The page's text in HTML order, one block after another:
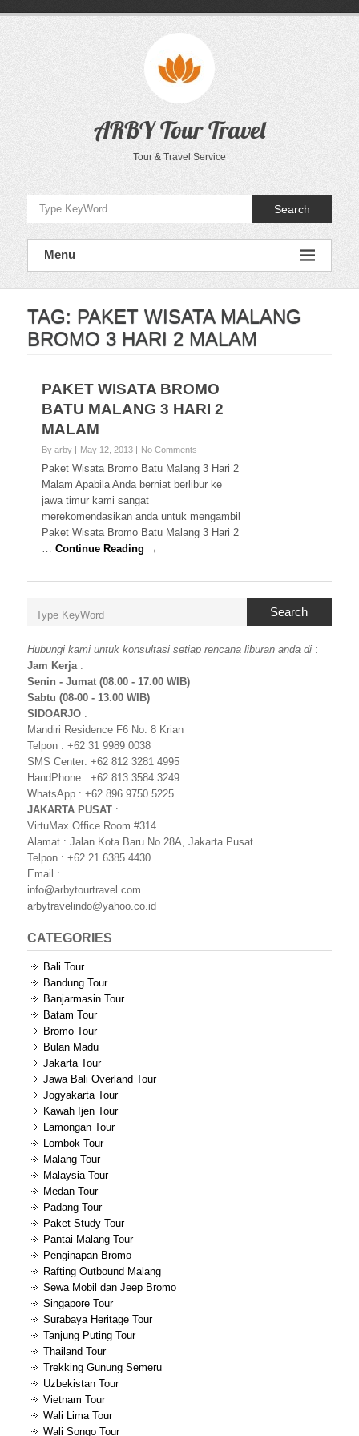
ARBY Tour Travel
Tour & Travel Service
Search
Menu
TAG: PAKET WISATA MALANG
BROMO 3 HARI 2 MALAM
PAKET WISATA BROMO
BATU MALANG 3 HARI 2
MALAM
By arby May 12, 2013 No Comments
Paket Wisata Bromo Batu Malang 3 Hari 2
Malam Apabila Anda berniat berlibur ke
jawa timur kami sangat
merekomendasikan anda untuk mengambil
Paket Wisata Bromo Batu Malang 3 Hari 2
…Continue Reading →
Search
Hubungi kami untuk konsultasi setiap rencana liburan anda di :
Jam Kerja:
Senin - Jumat (08.00 - 17.00 WIB)
Sabtu (08-00 - 13.00 WIB)
SIDOARJO :
Mandiri Residence F6 No. 8 Krian
Telpon : +62 31 9989 0038
SMS Center: +62 812 3281 4995
HandPhone : +62 813 3584 3249
WhatsApp : +62 896 9750 5225
JAKARTA PUSAT :
VirtuMax Office Room #314
Alamat : Jalan Kota Baru No 28A, Jakarta Pusat
Telpon : +62 21 6385 4430
Email :
info@arbytourtravel.com
arbytravelindo@yahoo.co.id
CATEGORIES
Bali Tour
Bandung Tour
Banjarmasin Tour
Batam Tour
Bromo Tour
Bulan Madu
Jakarta Tour
Jawa Bali Overland Tour
Jogyakarta Tour
Kawah Ijen Tour
Lamongan Tour
Lombok Tour
Malang Tour
Malaysia Tour
Medan Tour
Padang Tour
Paket Study Tour
Pantai Malang Tour
Penginapan Bromo
Rafting Outbound Malang
Sewa Mobil dan Jeep Bromo
Singapore Tour
Surabaya Heritage Tour
Tanjung Puting Tour
Thailand Tour
Trekking Gunung Semeru
Uzbekistan Tour
Vietnam Tour
Wali Lima Tour
Wali Songo Tour